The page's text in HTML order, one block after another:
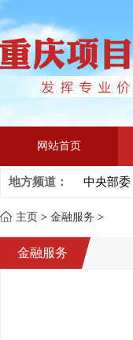
网站首页
地方频道： 中央部委
主页 > 金融服务 >
金融服务